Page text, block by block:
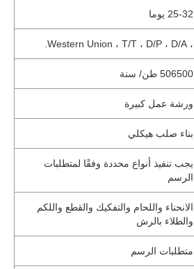
25-32 يوما
، Western Union ، T/T ، D/P ، D/A.
506500 طن/ سنة
ورشة عمل كبيرة
بناء صلب هيكلي
يجب تنفيذ أنواع محددة وفقًا لمتطلبات
الرسم
الانحناء واللحام والتفكيك والقطع واللكم
والطلاء بالرش
متطلبات الرسم